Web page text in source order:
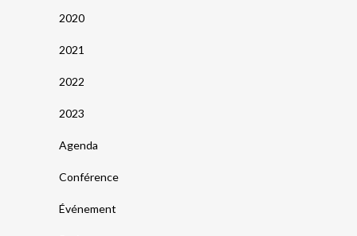
2020
2021
2022
2023
Agenda
Conférence
Événement